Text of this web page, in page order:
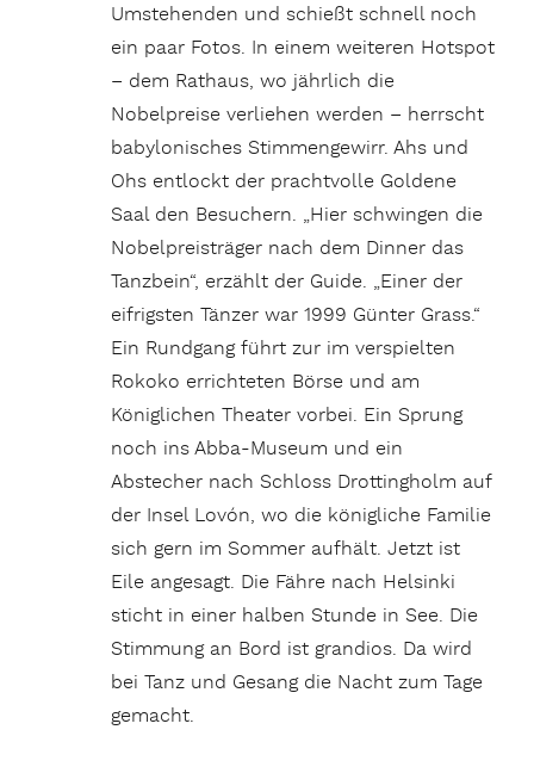
Umstehenden und schießt schnell noch
ein paar Fotos. In einem weiteren Hotspot
– dem Rathaus, wo jährlich die
Nobelpreise verliehen werden – herrscht
babylonisches Stimmengewirr. Ahs und
Ohs entlockt der prachtvolle Goldene
Saal den Besuchern. „Hier schwingen die
Nobelpreisträger nach dem Dinner das
Tanzbein“, erzählt der Guide. „Einer der
eifrigsten Tänzer war 1999 Günter Grass.“
Ein Rundgang führt zur im verspielten
Rokoko errichteten Börse und am
Königlichen Theater vorbei. Ein Sprung
noch ins Abba-Museum und ein
Abstecher nach Schloss Drottingholm auf
der Insel Lovón, wo die königliche Familie
sich gern im Sommer aufhält. Jetzt ist
Eile angesagt. Die Fähre nach Helsinki
sticht in einer halben Stunde in See. Die
Stimmung an Bord ist grandios. Da wird
bei Tanz und Gesang die Nacht zum Tage
gemacht.